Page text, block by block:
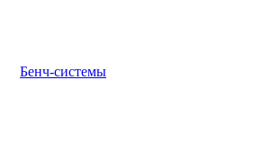
Бенч-системы